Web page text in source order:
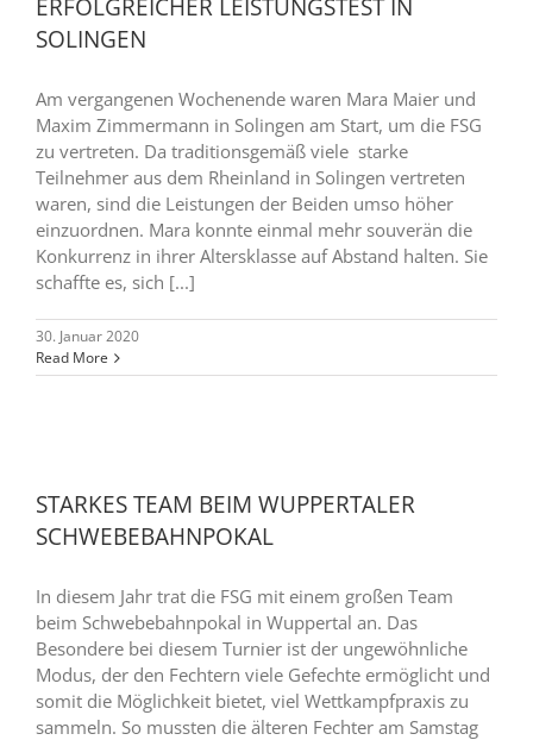
ERFOLGREICHER LEISTUNGSTEST IN
SOLINGEN
Am vergangenen Wochenende waren Mara Maier und
Maxim Zimmermann in Solingen am Start, um die FSG
zu vertreten. Da traditionsgemäß viele starke
Teilnehmer aus dem Rheinland in Solingen vertreten
waren, sind die Leistungen der Beiden umso höher
einzuordnen. Mara konnte einmal mehr souverän die
Konkurrenz in ihrer Altersklasse auf Abstand halten. Sie
schaffte es, sich [...]
30. Januar 2020
Read More
STARKES TEAM BEIM WUPPERTALER
SCHWEBEBAHNPOKAL
In diesem Jahr trat die FSG mit einem großen Team
beim Schwebebahnpokal in Wuppertal an. Das
Besondere bei diesem Turnier ist der ungewöhnliche
Modus, der den Fechtern viele Gefechte ermöglicht und
somit die Möglichkeit bietet, viel Wettkampfpraxis zu
sammeln. So mussten die älteren Fechter am Samstag